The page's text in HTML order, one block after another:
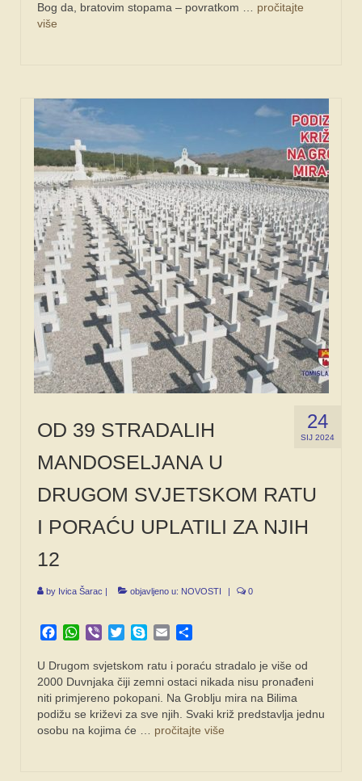
Bog da, bratovim stopama – povratkom … pročitajte
više
24
SIJ 2024
OD 39 STRADALIH
MANDOSELJANA U
DRUGOM SVJETSKOM RATU
I PORAĆU UPLATILI ZA NJIH
12
by Ivica Šarac objavljeno u: NOVOSTI 0
Facebook
WhatsApp
Viber TwitterSkypeEmail
U Drugom svjetskom ratu i poraću stradalo je više od
2000 Duvnjaka čiji zemni ostaci nikada nisu pronađeni
niti primjereno pokopani. Na Groblju mira na Bilima
podižu se križevi za sve njih. Svaki križ predstavlja jednu
osobu na kojima će … pročitajte više